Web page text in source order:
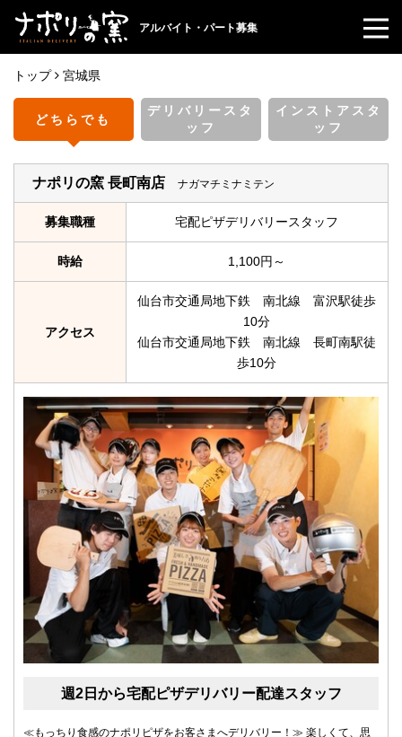
アルバイト・パート募集
トップ 宮城県
どちらでも
デリバリースタ
ッフ
インストアスタ
ッフ
ナポリの窯 長町南店 ナガマチミナミテン
募集職種 宅配ピザデリバリースタッフ
時給 1,100円～
アクセス
仙台市交通局地下鉄 南北線 富沢駅徒歩
10分
仙台市交通局地下鉄 南北線 長町南駅徒
歩10分
週2日から宅配ピザデリバリー配達スタッフ
≪もっちり食感のナポリピザをお客さまへデリバリー！≫ 楽しくて、思